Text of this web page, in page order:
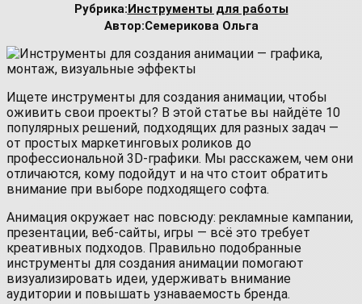
Рубрика:Инструменты для работы
Автор:Семерикова Ольга
Ищете инструменты для создания анимации, чтобы
оживить свои проекты? В этой статье вы найдёте 10
популярных решений, подходящих для разных задач —
от простых маркетинговых роликов до
профессиональной 3D-графики. Мы расскажем, чем они
отличаются, кому подойдут и на что стоит обратить
внимание при выборе подходящего софта.
Анимация окружает нас повсюду: рекламные кампании,
презентации, веб-сайты, игры — всё это требует
креативных подходов. Правильно подобранные
инструменты для создания анимации помогают
визуализировать идеи, удерживать внимание
аудитории и повышать узнаваемость бренда.